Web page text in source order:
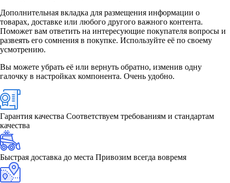
Дополнительная вкладка для размещения информации о
товарах, доставке или любого другого важного контента.
Поможет вам ответить на интересующие покупателя вопросы и
развеять его сомнения в покупке. Используйте её по своему
усмотрению.
Вы можете убрать её или вернуть обратно, изменив одну
галочку в настройках компонента. Очень удобно.
Гарантия качества Соответствуем требованиям и стандартам
качества
Быстрая доставка до места Привозим всегда вовремя